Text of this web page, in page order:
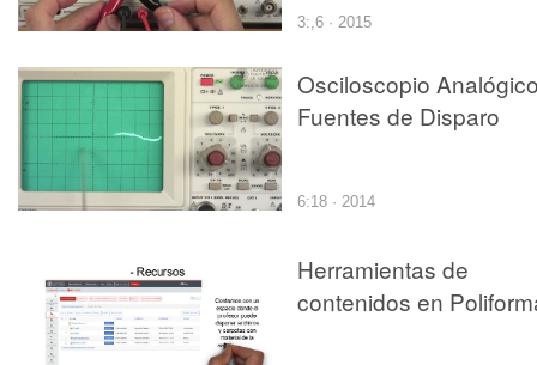
3:,6 · 2015
Osciloscopio
Fuentes de Disparo
6:18 · 2014
Herramientas de
contenidos en